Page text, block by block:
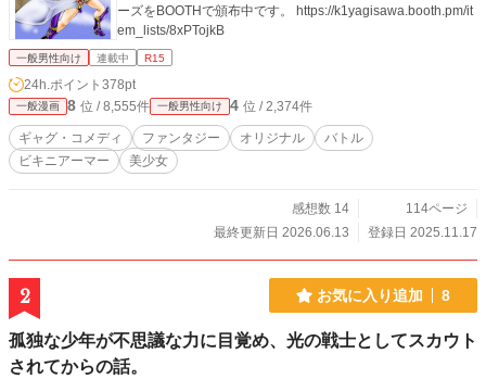
ーズをBOOTHで頒布中です。 https://k1yagisawa.booth.pm/it
em_lists/8xPTojkB
一般男性向け 連載中 R15
24h.ポイント 378pt
一般漫画 8 位 / 8,555件 一般男性向け 4 位 / 2,374件
ギャグ・コメディ ファンタジー オリジナル
バトル
ビキニアーマー
美少女
感想数 14
114ページ
最終更新日 2026.06.13
登録日 2025.11.17
2 お気に入り追加 8
孤独な少年が不思議な力に目覚め、光の戦士としてスカウト
されてからの話。